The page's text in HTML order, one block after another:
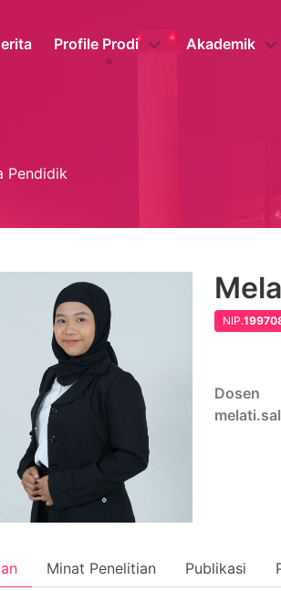
Profile Prodi Akademik
Pendidik
NIP.
Dosen
Minat Penelitian Publikasi